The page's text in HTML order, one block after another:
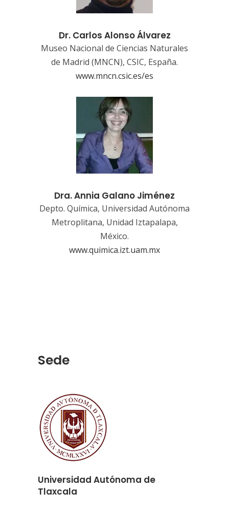
Dr. Carlos Alonso Álvarez
Museo Nacional de Ciencias Naturales
de Madrid (MNCN), CSIC, España.
www.mncn.csic.es/es
Dra. Annia Galano Jiménez
Depto. Química, Universidad Autónoma
Metroplitana, Unidad Iztapalapa,
México.
www.quimica.izt.uam.mx
Sede
Universidad Autónoma de
Tlaxcala